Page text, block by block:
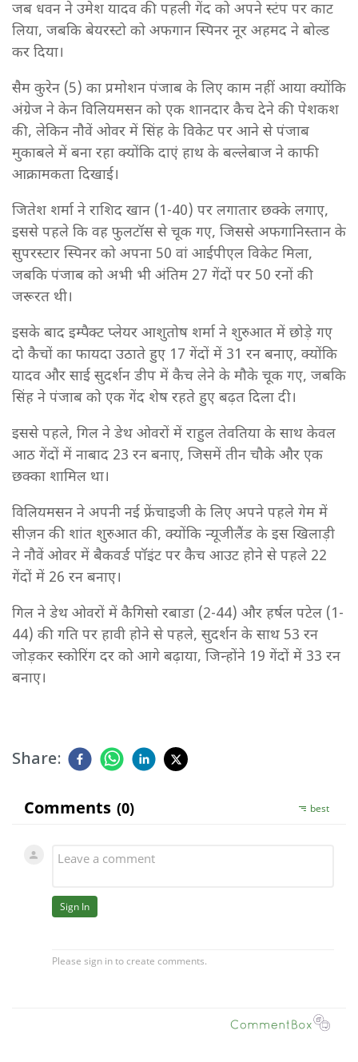
जब धवन ने उमेश यादव की पहली गेंद को अपने स्टंप पर काट
लिया, जबकि बेयरस्टो को अफगान स्पिनर नूर अहमद ने बोल्ड
कर दिया।
सैम कुरेन (5) का प्रमोशन पंजाब के लिए काम नहीं आया क्योंकि
अंग्रेज ने केन विलियमसन को एक शानदार कैच देने की पेशकश
की, लेकिन नौवें ओवर में सिंह के विकेट पर आने से पंजाब
मुकाबले में बना रहा क्योंकि दाएं हाथ के बल्लेबाज ने काफी
आक्रामकता दिखाई।
जितेश शर्मा ने राशिद खान (1-40) पर लगातार छक्के लगाए,
इससे पहले कि वह फुलटॉस से चूक गए, जिससे अफगानिस्तान के
सुपरस्टार स्पिनर को अपना 50 वां आईपीएल विकेट मिला,
जबकि पंजाब को अभी भी अंतिम 27 गेंदों पर 50 रनों की
जरूरत थी।
इसके बाद इम्पैक्ट प्लेयर आशुतोष शर्मा ने शुरुआत में छोड़े गए
दो कैचों का फायदा उठाते हुए 17 गेंदों में 31 रन बनाए, क्योंकि
यादव और साई सुदर्शन डीप में कैच लेने के मौके चूक गए, जबकि
सिंह ने पंजाब को एक गेंद शेष रहते हुए बढ़त दिला दी।
इससे पहले, गिल ने डेथ ओवरों में राहुल तेवतिया के साथ केवल
आठ गेंदों में नाबाद 23 रन बनाए, जिसमें तीन चौके और एक
छक्का शामिल था।
विलियमसन ने अपनी नई फ्रेंचाइजी के लिए अपने पहले गेम में
सीज़न की शांत शुरुआत की, क्योंकि न्यूजीलैंड के इस खिलाड़ी
ने नौवें ओवर में बैकवर्ड पॉइंट पर कैच आउट होने से पहले 22
गेंदों में 26 रन बनाए।
गिल ने डेथ ओवरों में कैगिसो रबाडा (2-44) और हर्षल पटेल (1-
44) की गति पर हावी होने से पहले, सुदर्शन के साथ 53 रन
जोड़कर स्कोरिंग दर को आगे बढ़ाया, जिन्होंने 19 गेंदों में 33 रन
बनाए।
Share: